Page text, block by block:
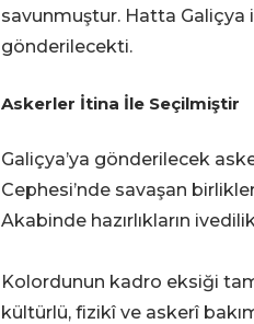
savunmuştur. Hatta Galiçya
gönderilecekti.
Askerler İtina İle Seçilmiştir
Galiçya’ya gönderilecek
Cephesi’nde savaşan
Akabinde hazırlıkların
Kolordunun kadro eksiği
kültürlü, fizikî ve askerî